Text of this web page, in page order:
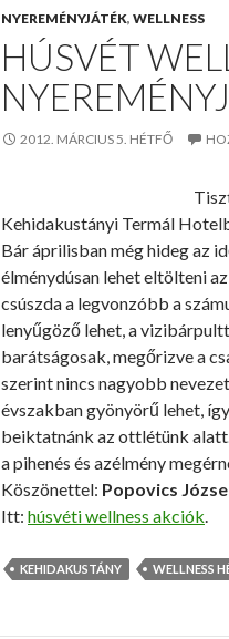
NYEREMÉNYJÁTÉK, WELLNESS
HÚSVÉT
2012. MÁRCIUS 5. HÉTFŐ
Kehidakustányi Termál
Bár áprilisban még hideg az
élménydúsan lehet eltölteni
csúszda a legvonzóbb a
lenyűgöző lehet, a
barátságosak, megőrizve a
szerint nincs nagyobb
évszakban gyönyörű lehet,
beiktatnánk az ottlétünk
a pihenés és azélmény
Köszönettel: Popovics
Itt: húsvéti wellness akciók.
KEHIDAKUSTÁNY WELLNESS